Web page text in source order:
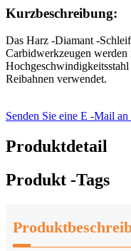
Kurzbeschreibung:
Das Harz -Diamant -
Carbidwerkzeugen
Reibahnen verwendet.
Senden Sie eine E -Mail an
Produktdetail
Produkt -Tags